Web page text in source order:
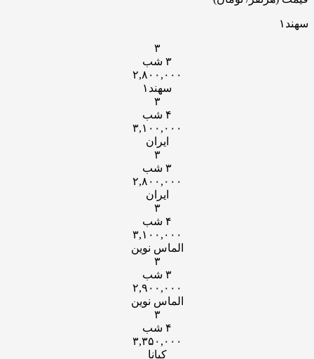
سهند۱
۳
۳ شب
۲,۸۰۰,۰۰۰
سهند۱
۳
۴ شب
۳,۱۰۰,۰۰۰
ایران
۳
۳ شب
۲,۸۰۰,۰۰۰
ایران
۳
۴ شب
۳,۱۰۰,۰۰۰
الماس نوین
۳
۳ شب
۲,۹۰۰,۰۰۰
الماس نوین
۳
۴ شب
۳,۳۵۰,۰۰۰
کیانا